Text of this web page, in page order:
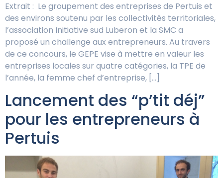
Extrait : Le groupement des entreprises de Pertuis et
des environs soutenu par les collectivités territoriales,
l’association Initiative sud Luberon et la SMC a
proposé un challenge aux entrepreneurs. Au travers
de ce concours, le GEPE vise à mettre en valeur les
entreprises locales sur quatre catégories, la TPE de
l’année, la femme chef d’entreprise, […]
Lancement des “p’tit déj”
pour les entrepreneurs à
Pertuis